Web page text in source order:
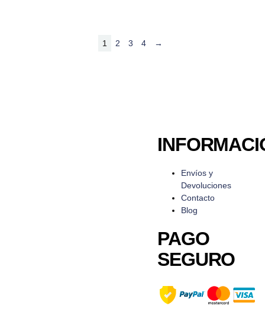
1 2 3 4 →
Envíos y
Devoluciones
Contacto
Blog
PAGO
SEGURO